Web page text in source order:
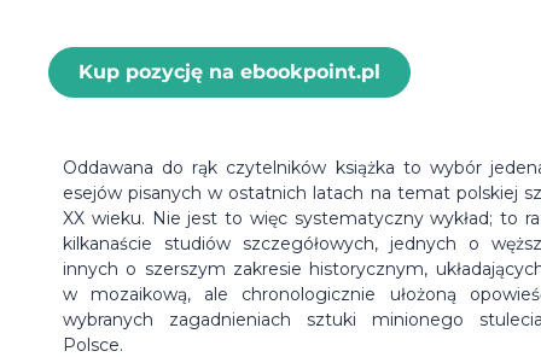
Kup pozycję na ebookpoint.pl
Oddawana do rąk czytelników książka to wybór
esejów pisanych w ostatnich latach na temat polskiej
XX wieku. Nie jest to więc systematyczny wykład; to
kilkanaście studiów szczegółowych, jednych o
innych o szerszym zakresie historycznym,
w mozaikową, ale chronologicznie ułożoną
wybranych zagadnieniach sztuki minionego
Polsce.